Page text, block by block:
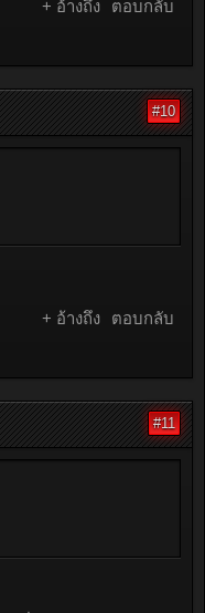
+ อ้างถึง ตอบกลับ
#10
+ อ้างถึง ตอบกลับ
#11